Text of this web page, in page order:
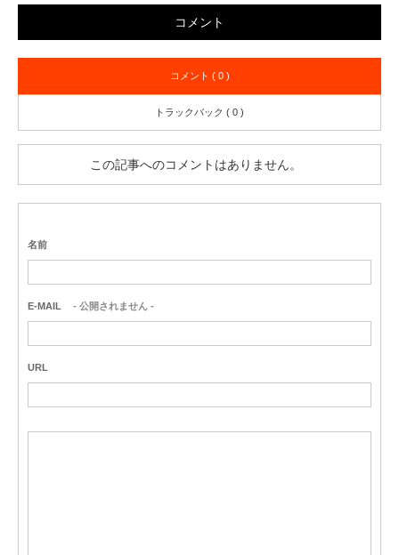
コメント
コメント ( 0 )
トラックバック ( 0 )
この記事へのコメントはありません。
名前
E-MAIL - 公開されません -
URL